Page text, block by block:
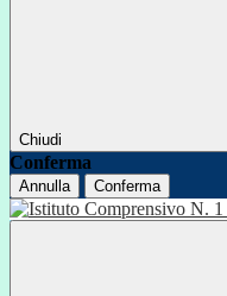
Chiudi
Conferma
Annulla Conferma